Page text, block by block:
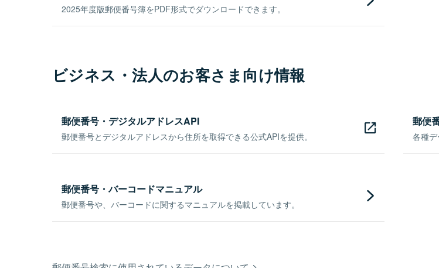
2025年度版郵便番号簿をPDF形式でダウンロードできます。
ビジネス・法人のお客さま向け情報
郵便番号・デジタルアドレスAPI
郵便番号とデジタルアドレスから住所を取得できる公式APIを提供。
郵便
各種
郵便番号・バーコードマニュアル
郵便番号や、バーコードに関するマニュアルを掲載しています。